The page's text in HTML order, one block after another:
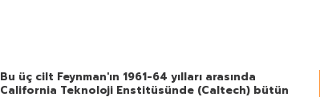
Bu üç cilt Feynman'ın 1961-64 yılları arasında
California Teknoloji Enstitüsünde (Caltech) bütün